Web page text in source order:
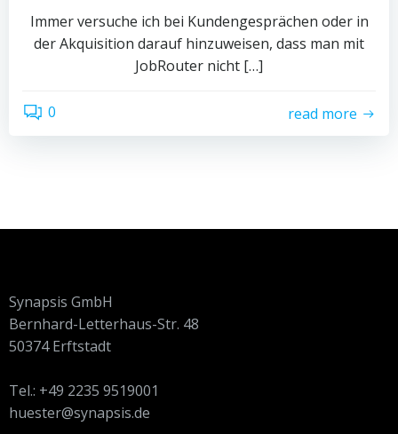
Immer versuche ich bei Kundengesprächen oder in
der Akquisition darauf hinzuweisen, dass man mit
JobRouter nicht […]
0 read more
Synapsis GmbH
Bernhard-Letterhaus-Str. 48
50374 Erftstadt
Tel.: +49 2235 9519001
huester@synapsis.de